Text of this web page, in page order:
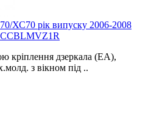
ХС70 рік випуску 2006-2008
кріплення дзеркала (EA),
з вікном під ..